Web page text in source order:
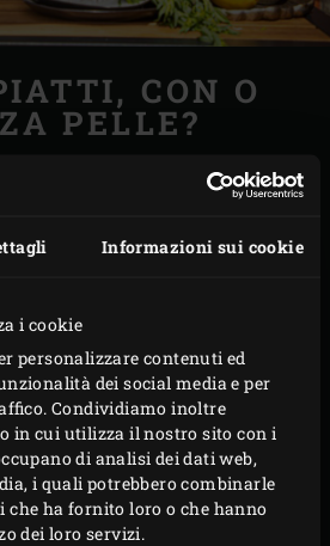
Informazioni sui cookie
i cookie
personalizzare contenuti ed
dei social media e per
Condividiamo inoltre
in cui utilizza il nostro sito con i
di analisi dei dati web,
i quali potrebbero combinarle
ha fornito loro o che hanno
dei loro servizi.
CON O
PELLE?
come quelli della platessa,
proprietà, si può capire quanto sia
dalle caratteristiche macchie
scura. Dovrebbero essere di
Se si vogliono preparare dei
pelle, è meglio che la pelle scura
Perché se il pesce non è
piuttosto difficile. È più facile
che è stato cotto. Potete anche
deliziosa!